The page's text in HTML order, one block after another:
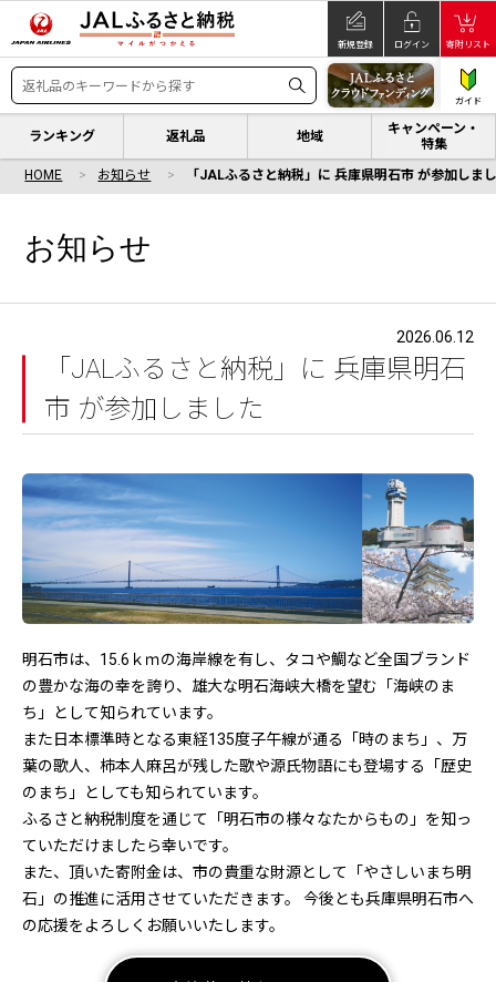
新規登録 ログイン 寄附リスト
ガイド
ランキング 返礼品 地域
キャンペーン・
特集
HOME お知らせ 「JALふるさと納税」に 兵庫県明石市 が参加しま
お知らせ
2026.06.12
「JALふるさと納税」に 兵庫県明石
市 が参加しました
明石市は、15.6ｋｍの海岸線を有し、タコや鯛など全国ブランド
の豊かな海の幸を誇り、雄大な明石海峡大橋を望む「海峡のま
ち」として知られています。
また日本標準時となる東経135度子午線が通る「時のまち」、万
葉の歌人、柿本人麻呂が残した歌や源氏物語にも登場する「歴史
のまち」としても知られています。
ふるさと納税制度を通じて「明石市の様々なたからもの」を知っ
ていただけましたら幸いです。
また、頂いた寄附金は、市の貴重な財源として「やさしいまち明
石」の推進に活用させていただきます。 今後とも兵庫県明石市へ
の応援をよろしくお願いいたします。